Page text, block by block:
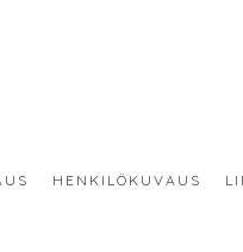
HENKILÖKUVAUS